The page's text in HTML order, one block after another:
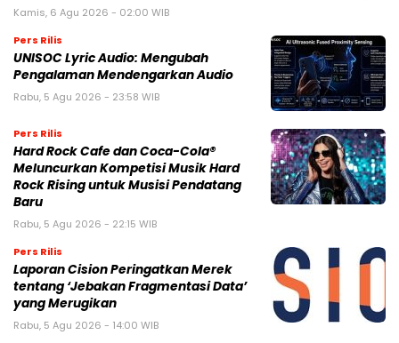
Kamis, 6 Agu 2026 - 02:00 WIB
Pers Rilis
UNISOC Lyric Audio: Mengubah
Pengalaman Mendengarkan Audio
Rabu, 5 Agu 2026 - 23:58 WIB
Pers Rilis
Hard Rock Cafe dan Coca-Cola®
Meluncurkan Kompetisi Musik Hard
Rock Rising untuk Musisi Pendatang
Baru
Rabu, 5 Agu 2026 - 22:15 WIB
Pers Rilis
Laporan Cision Peringatkan Merek
tentang ‘Jebakan Fragmentasi Data’
yang Merugikan
Rabu, 5 Agu 2026 - 14:00 WIB